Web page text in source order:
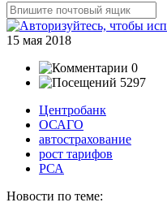
15 мая 2018
0
5297
Центробанк
ОСАГО
автострахование
рост тарифов
РСА
Новости по теме: